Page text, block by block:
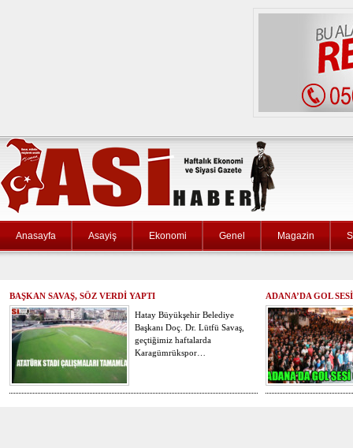
Anasayfa Asayiş Ekonomi Genel Magazin
BAŞKAN SAVAŞ, SÖZ VERDİ YAPTI
Hatay Büyükşehir Belediye
Başkanı Doç. Dr. Lütfü Savaş,
geçtiğimiz haftalarda
Karagümrükspor…
ADANA’DA GOL